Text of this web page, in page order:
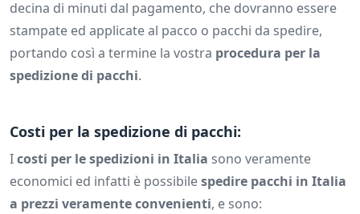
decina di minuti dal pagamento, che dovranno essere
stampate ed applicate al pacco o pacchi da spedire,
portando così a termine la vostra procedura per la
spedizione di pacchi.
Costi per la spedizione di pacchi:
Icosti per le spedizioni in Italia sono veramente
economici ed infatti è possibilespedire pacchi in Italia
a prezzi veramente convenienti, e sono: